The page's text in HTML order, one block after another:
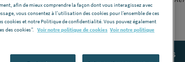
Voir la description complète
Vous avez un projet ?
CONTACTEZ-NOUS
afin de mieux comprendre la façon dont vous interagissez avec
vous consentez à l’utilisation des cookies pour l’ensemble de ces
et notre Politique de confidentialité. Vous pouvez également
des cookies”. Voir notre politique de cookies Voir notre politique